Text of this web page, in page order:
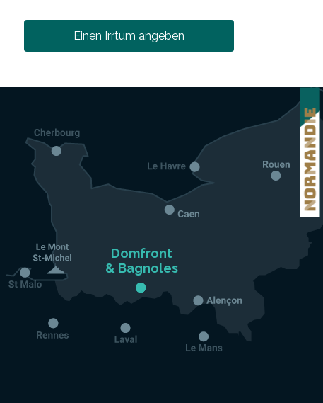
Einen Irrtum angeben
Domfront
& Bagnoles